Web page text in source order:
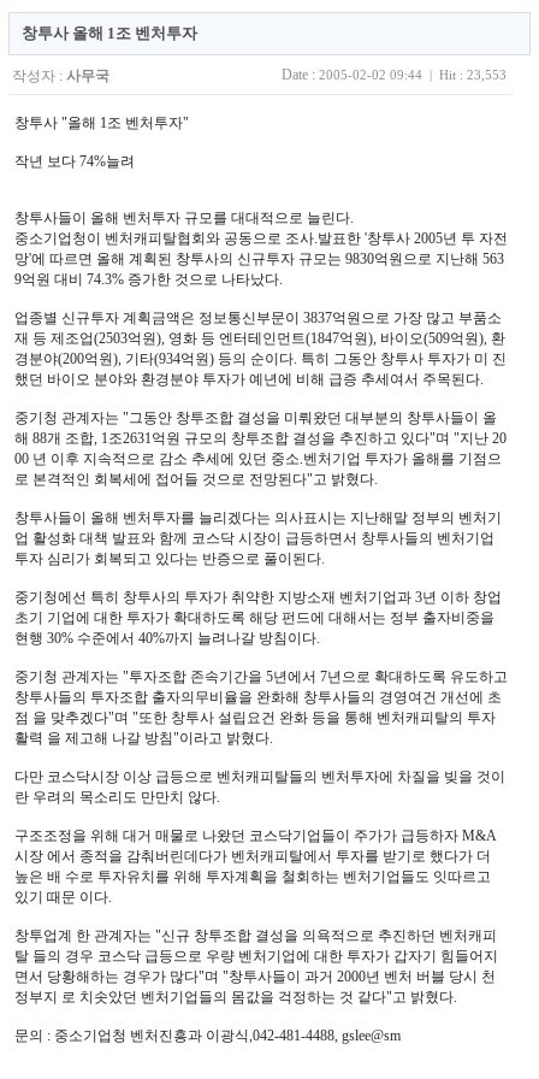
창투사 올해 1조 벤처투자
작성자 : 사무국 Date : 2005-02-02 09:44 | Hit : 23,553
창투사 "올해 1조 벤처투자"
작년 보다 74%늘려
창투사들이 올해 벤처투자 규모를 대대적으로 늘린다.
중소기업청이 벤처캐피탈협회와 공동으로 조사.발표한 '창투사 2005년 투 자전
망'에 따르면 올해 계획된 창투사의 신규투자 규모는 9830억원으로 지난해 563
9억원 대비 74.3% 증가한 것으로 나타났다.
업종별 신규투자 계획금액은 정보통신부문이 3837억원으로 가장 많고 부품소
재 등 제조업(2503억원), 영화 등 엔터테인먼트(1847억원), 바이오(509억원), 환
경분야(200억원), 기타(934억원) 등의 순이다. 특히 그동안 창투사 투자가 미 진
했던 바이오 분야와 환경분야 투자가 예년에 비해 급증 추세여서 주목된다.
중기청 관계자는 "그동안 창투조합 결성을 미뤄왔던 대부분의 창투사들이 올
해 88개 조합, 1조2631억원 규모의 창투조합 결성을 추진하고 있다"며 "지난 20
00 년 이후 지속적으로 감소 추세에 있던 중소.벤처기업 투자가 올해를 기점으
로 본격적인 회복세에 접어들 것으로 전망된다"고 밝혔다.
창투사들이 올해 벤처투자를 늘리겠다는 의사표시는 지난해말 정부의 벤처기
업 활성화 대책 발표와 함께 코스닥 시장이 급등하면서 창투사들의 벤처기업
투자 심리가 회복되고 있다는 반증으로 풀이된다.
중기청에선 특히 창투사의 투자가 취약한 지방소재 벤처기업과 3년 이하 창업
초기 기업에 대한 투자가 확대하도록 해당 펀드에 대해서는 정부 출자비중을
현행 30% 수준에서 40%까지 늘려나갈 방침이다.
중기청 관계자는 "투자조합 존속기간을 5년에서 7년으로 확대하도록 유도하고
창투사들의 투자조합 출자의무비율을 완화해 창투사들의 경영여건 개선에 초
점 을 맞추겠다"며 "또한 창투사 설립요건 완화 등을 통해 벤처캐피탈의 투자
활력 을 제고해 나갈 방침"이라고 밝혔다.
다만 코스닥시장 이상 급등으로 벤처캐피탈들의 벤처투자에 차질을 빚을 것이
란 우려의 목소리도 만만치 않다.
구조조정을 위해 대거 매물로 나왔던 코스닥기업들이 주가가 급등하자 M&A
시장 에서 종적을 감춰버린데다가 벤처캐피탈에서 투자를 받기로 했다가 더
높은 배 수로 투자유치를 위해 투자계획을 철회하는 벤처기업들도 잇따르고
있기 때문 이다.
창투업계 한 관계자는 "신규 창투조합 결성을 의욕적으로 추진하던 벤처캐피
탈 들의 경우 코스닥 급등으로 우량 벤처기업에 대한 투자가 갑자기 힘들어지
면서 당황해하는 경우가 많다"며 "창투사들이 과거 2000년 벤처 버블 당시 천
정부지 로 치솟았던 벤처기업들의 몸값을 걱정하는 것 같다"고 밝혔다.
문의 : 중소기업청 벤처진흥과 이광식,042-481-4488, gslee@sm